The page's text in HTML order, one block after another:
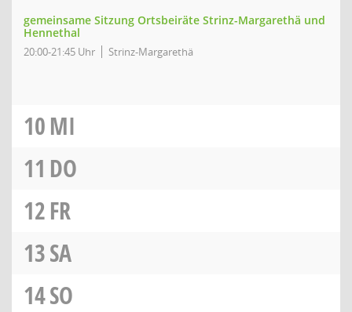
gemeinsame Sitzung Ortsbeiräte Strinz-Margarethä und
Hennethal
20:00-21:45 Uhr Strinz-Margarethä
10MI
11 DO
12FR
13SA
14SO